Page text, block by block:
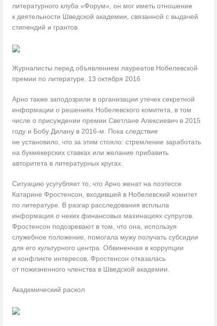
литературного клуба «Форум», он мог иметь отношение
к деятельности Шведской академии, связанной с выдачей
стипендий и грантов.
Журналисты перед объявлением лауреатов Нобелевской
премии по литературе. 13 октября 2016
Арно также заподозрили в организации утечек секретной
информации о решениях Нобелевского комитета, в том
числе о присуждении премии Светлане Алексиевич в 2015
году и Бобу Дилану в 2016-м. Пока следствие
не установило, что за этим стояло: стремление заработать
на букмекерских ставках или желание прибавить
авторитета в литературных кругах.
Ситуацию усугубляет то, что Арно женат на поэтессе
Катарине Фростенсон, входившей в Нобелевский комитет
по литературе. В разгар расследования всплыла
информация о неких финансовых махинациях супругов.
Фростенсон подозревают в том, что она, используя
служебное положение, помогала мужу получать субсидии
для его культурного центра. Обвиненная в коррупции
и конфликте интересов, Фростенсон отказалась
от пожизненного членства в Шведской академии.
Академический раскол